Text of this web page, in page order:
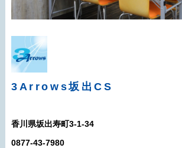
3Arrows坂出CS
香川県坂出寿町3-1-34
0877-43-7980